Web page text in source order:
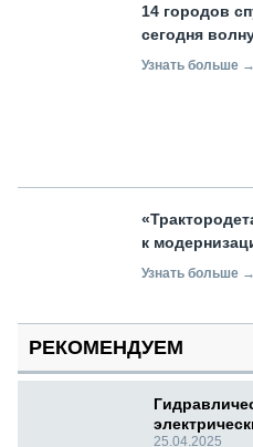
14 городов
сегодня
Узнать больше →
к
Узнать больше →
РЕКОМЕНДУЕМ
25.04.2025